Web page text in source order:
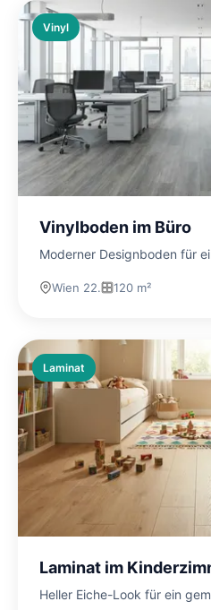
Vinyl
Vinylboden im Büro
Moderner Designboden für
Wien 22. 120 m²
Laminat
Laminat im
Heller Eiche-Look für ein